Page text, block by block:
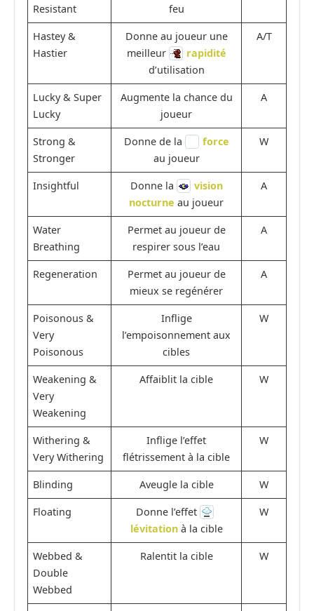
Resistant
feu
Hastey &
Hastier
Donne au joueur une
meilleur
rapidité
d’utilisation
A/T
Lucky & Super
Lucky
Augmente la chance du
joueur
A
Strong &
Stronger
Donne de la
force
au joueur
W
Insightful Donne la
vision
nocturne au joueur
A
Water
Breathing
Permet au joueur de
respirer sous l’eau
A
Regeneration
Permet au joueur de
mieux se regénérer
A
Poisonous &
Very
Poisonous
Inflige
l’empoisonnement aux
cibles
W
Weakening &
Very
Weakening
Affaiblit la cible W
Withering &
Very Withering
Inflige l’effet
flétrissement à la cible
W
Blinding Aveugle la cible W
Floating
Donne l’effet
lévitationà la cible
W
Webbed &
Double
Webbed
Ralentit la cible W